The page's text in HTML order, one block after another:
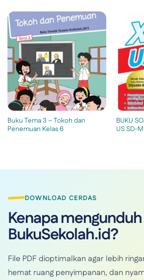
Buku Tema 3 – Tokoh dan
Penemuan Kelas 6
BUKU
US SD-
DOWNLOAD CERDAS
Kenapa
BukuSekolah.id?
File PDF dioptimalkan agar lebih
hemat ruang penyimpanan, dan